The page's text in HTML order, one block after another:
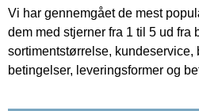
Vi har gennemgået de mest
dem med stjerner fra 1 til 5 ud fra
sortimentstørrelse, kundeservice,
betingelser, leveringsformer og